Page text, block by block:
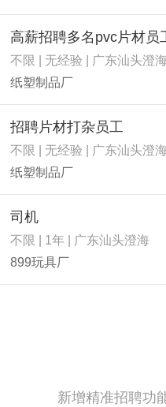
高薪招聘多名pvc片材员
不限 | 无经验 | 广东汕头澄海
纸塑制品厂
招聘片材打杂员工
不限 | 无经验 | 广东汕头澄海
纸塑制品厂
司机
不限 | 1年 | 广东汕头澄海
899玩具厂
新增精准招聘功